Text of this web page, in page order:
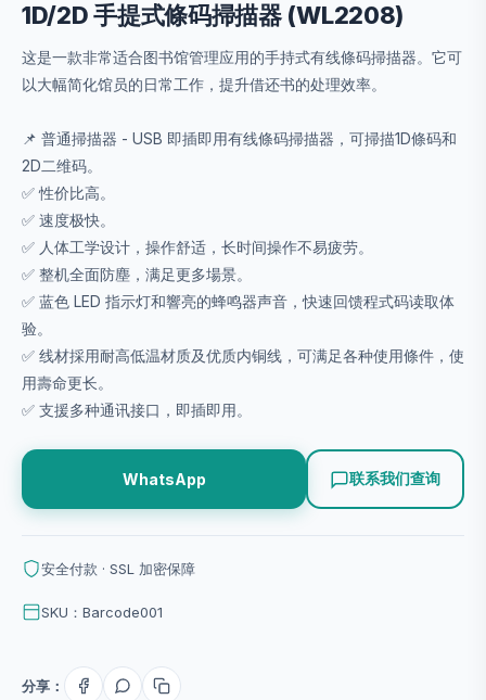
1D/2D 手提式條码掃描器 (WL2208)
这是一款非常适合图书馆管理应用的手持式有线條码掃描器。它可
以大幅简化馆员的日常工作，提升借还书的处理效率。
📌 普通掃描器 - USB 即插即用有线條码掃描器，可掃描1D條码和
2D二维码。
✅ 性价比高。
✅ 速度极快。
✅ 人体工学设计，操作舒适，长时间操作不易疲劳。
✅ 整机全面防塵，满足更多場景。
✅ 蓝色 LED 指示灯和響亮的蜂鸣器声音，快速回馈程式码读取体
验。
✅ 线材採用耐高低温材质及优质内铜线，可满足各种使用條件，使
用壽命更长。
✅ 支援多种通讯接口，即插即用。
WhatsApp 联系我们查询
安全付款 · SSL 加密保障
SKU：Barcode001
分享：